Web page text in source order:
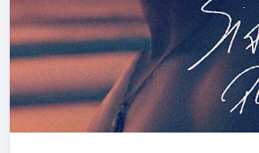
escena musical actual.
VERTE"…